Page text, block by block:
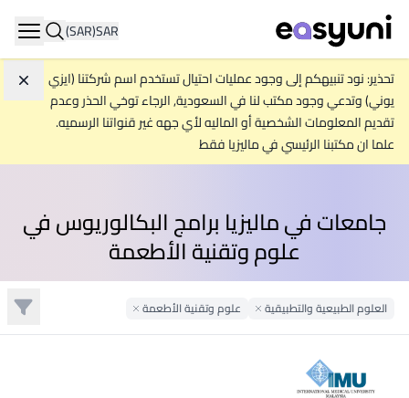
SAR
(SAR)
تحذير: نود تنبيهكم إلى وجود عمليات احتيال تستخدم اسم شركتنا (ايزي
يوني) وتدعي وجود مكتب لنا في السعودية, الرجاء توخي الحذر وعدم
تقديم المعلومات الشخصية أو الماليه لأي جهه غير قنواتنا الرسميه.
علما ان مكتبنا الرئيسي في ماليزيا فقط
جامعات في ماليزيا برامج البكالوريوس في
علوم وتقنية الأطعمة
العلوم الطبيعية والتطبيقيةRemove Filter
علوم وتقنية الأطعمةRemove Filter